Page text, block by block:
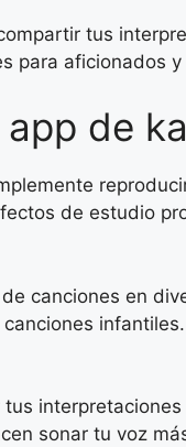
tus
para aficionados
de
de estudio
canciones en
sonar tu voz